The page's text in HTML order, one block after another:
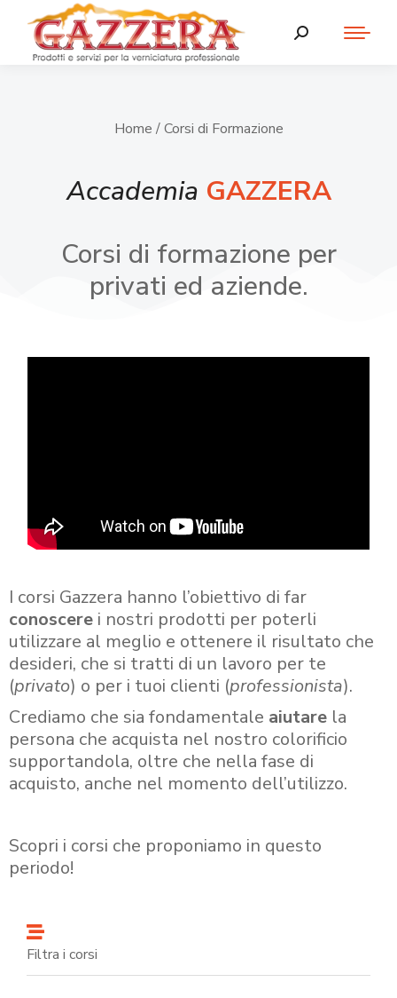
Home / Corsi di Formazione
Accademia GAZZERA
Corsi di formazione per
privati ed aziende.
I corsi Gazzera hanno l’obiettivo di far
conoscere i nostri prodotti per poterli
utilizzare al meglio e ottenere il risultato che
desideri, che si tratti di un lavoro per te
(privato) o per i tuoi clienti (professionista).
Crediamo che sia fondamentale aiutare la
persona che acquista nel nostro colorificio
supportandola, oltre che nella fase di
acquisto, anche nel momento dell’utilizzo.
Scopri i corsi che proponiamo in questo
periodo!
Filtra i corsi